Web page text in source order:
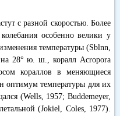
с разной скоростью. Более
особенно велики у
температуры (Sblnn,
28° ю. ш., коралл Acropora
кораллов в меняющиеся
оптимум температуры для их
(Wells, 1957; Buddemeyer,
(Jokiel, Coles, 1977).